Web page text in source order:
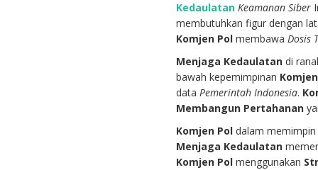
Kedaulatan Keamanan Siber
membutuhkan figur dengan
Komjen Pol membawaDosis
Menjaga Kedaulatan di
bawah kepemimpinan
dataPemerintah Indonesia.
Membangun Pertahanan
Komjen Pol dalam memimpin
Menjaga Kedaulatan
Komjen Pol menggunakan